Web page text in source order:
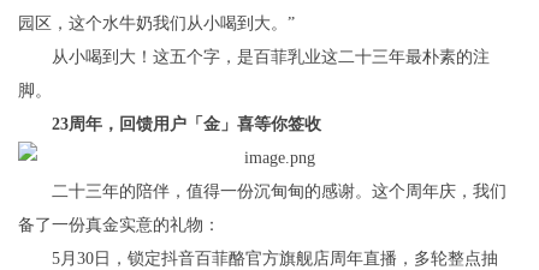
园区，这个水牛奶我们从小喝到大。”
从小喝到大！这五个字，是百菲乳业这二十三年最朴素的注
脚。
23周年，回馈用户「金」喜等你签收
二十三年的陪伴，值得一份沉甸甸的感谢。这个周年庆，我们
备了一份真金实意的礼物：
5月30日，锁定抖音百菲酪官方旗舰店周年直播，多轮整点抽